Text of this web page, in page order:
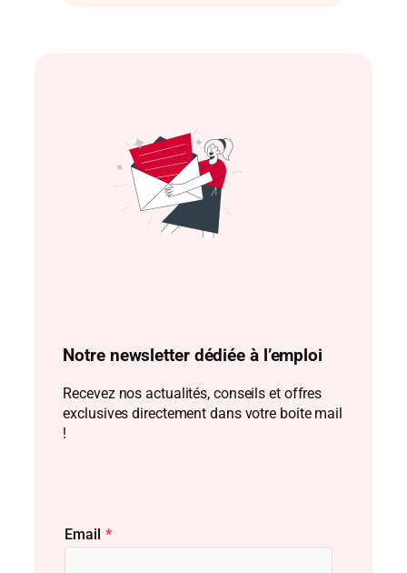
Notre newsletter dédiée à l’emploi
Recevez nos actualités, conseils et offres
exclusives directement dans votre boite mail
!
Email *